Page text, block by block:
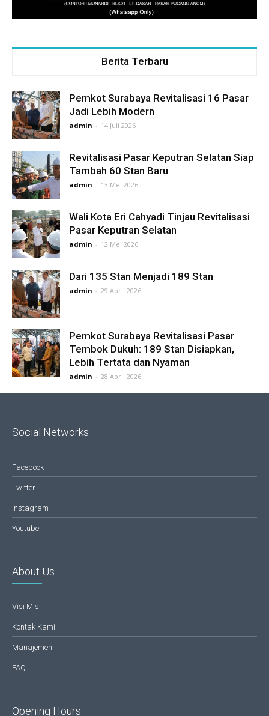
Berita Terbaru
Pemkot Surabaya Revitalisasi 16 Pasar
Jadi Lebih Modern
admin - 14 Juli 2026
Revitalisasi Pasar Keputran Selatan Siap
Tambah 60 Stan Baru
admin - 13 Mei 2026
Wali Kota Eri Cahyadi Tinjau Revitalisasi
Pasar Keputran Selatan
admin - 12 Mei 2026
Dari 135 Stan Menjadi 189 Stan
admin - 29 April 2026
Pemkot Surabaya Revitalisasi Pasar
Tembok Dukuh: 189 Stan Disiapkan,
Lebih Tertata dan Nyaman
admin - 28 April 2026
Social Networks
Facebook
Twitter
Instagram
Youtube
About Us
Visi Misi
Kontak Kami
Manajemen
FAQ
Opening Hours